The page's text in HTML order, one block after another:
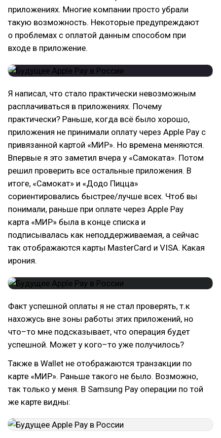
приложениях. Многие компании просто убрали
такую возможность. Некоторые предупреждают
о проблемах с оплатой данным способом при
входе в приложение.
Я написал, что стало практически невозможным
расплачиваться в приложениях. Почему
практически? Раньше, когда всё было хорошо,
приложения не принимали оплату через Apple Pay с
привязанной картой «МИР». Но времена меняются.
Впервые я это заметил вчера у «Самоката». Потом
решил проверить все остальные приложения. В
итоге, «Самокат» и «Додо Пицца»
сориентировались быстрее/лучше всех. Чтоб вы
понимали, раньше при оплате через Apple Pay
карта «МИР» была в конце списка и
подписывалась как неподдерживаемая, а сейчас
так отображаются карты MasterCard и VISA. Какая
ирония.
Факт успешной оплаты я не стал проверять, т.к
нахожусь вне зоны работы этих приложений, но
что–то мне подсказывает, что операция будет
успешной. Может у кого–то уже получилось?
Также в Wallet не отображаются транзакции по
карте «МИР». Раньше такого не было. Возможно,
так только у меня. В Samsung Pay операции по той
же карте видны: